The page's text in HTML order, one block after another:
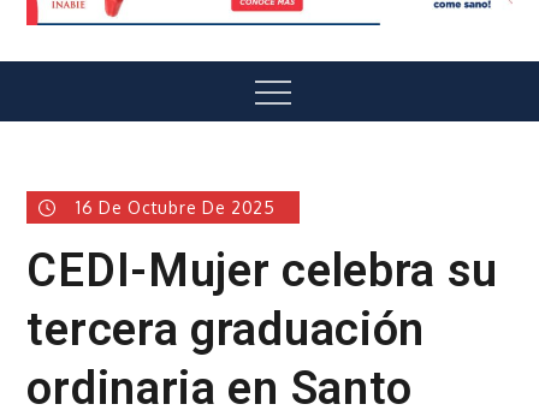
Menu
16 De Octubre De 2025
CEDI-Mujer celebra su
tercera graduación
ordinaria en Santo